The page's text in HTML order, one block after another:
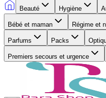
Beauté Hygiène
Bébé et maman Régime et
Parfums Packs
Premiers secours et urgence